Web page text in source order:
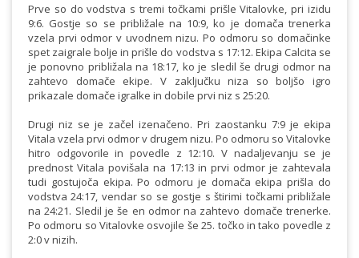
Prve so do vodstva s tremi točkami prišle Vitalovke, pri izidu
9:6. Gostje so se približale na 10:9, ko je domača trenerka
vzela prvi odmor v uvodnem nizu. Po odmoru so domačinke
spet zaigrale bolje in prišle do vodstva s 17:12. Ekipa Calcita se
je ponovno približala na 18:17, ko je sledil še drugi odmor na
zahtevo domače ekipe. V zaključku niza so boljšo igro
prikazale domače igralke in dobile prvi niz s 25:20.
Drugi niz se je začel izenačeno. Pri zaostanku 7:9 je ekipa
Vitala vzela prvi odmor v drugem nizu. Po odmoru so Vitalovke
hitro odgovorile in povedle z 12:10. V nadaljevanju se je
prednost Vitala povišala na 17:13 in prvi odmor je zahtevala
tudi gostujoča ekipa. Po odmoru je domača ekipa prišla do
vodstva 24:17, vendar so se gostje s štirimi točkami približale
na 24:21. Sledil je še en odmor na zahtevo domače trenerke.
Po odmoru so Vitalovke osvojile še 25. točko in tako povedle z
2:0 v nizih.